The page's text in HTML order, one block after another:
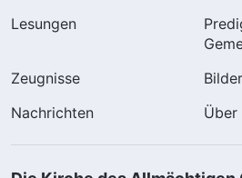
Lesungen
Zeugnisse
Nachrichten
Über